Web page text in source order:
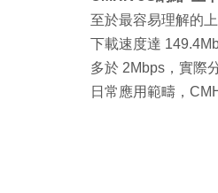
至於最容易理解的
下載速度達
多於 2Mbps，實際
日常應用範疇，